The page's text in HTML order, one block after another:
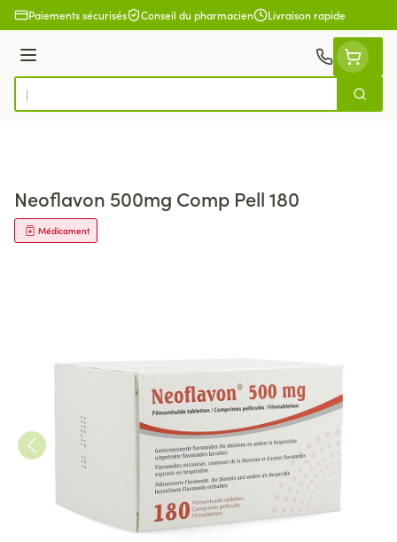
Aller au contenu
Paiements sécurisés Conseil du pharmacien Livraison rapide
Menu
Rechercher
Neoflavon 500mg Comp Pell 180
Médicament